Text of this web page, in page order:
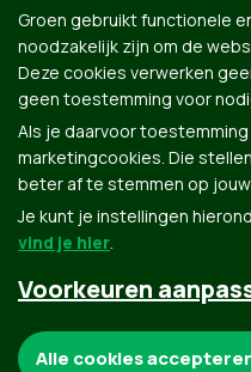
Groen.be
Groen gebruikt functionele
noodzakelijk zijn om de
Deze cookies verwerken
geen toestemming voor
Als je daarvoor
marketingcookies. Die
beter af te stemmen op
Je kunt je instellingen
vind je hier.
Voorkeuren
Alle cookies